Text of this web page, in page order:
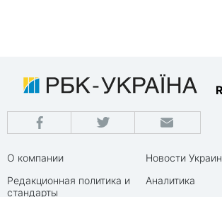
О компании
Редакционная политика и
стандарты
Новости
Аналитика